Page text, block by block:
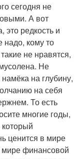
сегодня не
А вот
это редкость и
надо, кому то
не нравятся,
Не
на глубину,
на себя
То есть
многие годы,
который
ценится в мире
мире финансовой